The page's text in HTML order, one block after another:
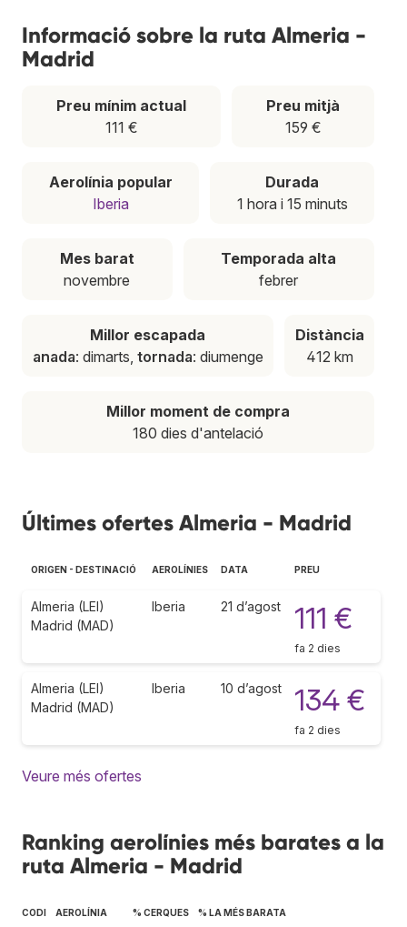
Informació sobre la ruta Almeria -
Madrid
Preu mínim actual
111 €
Preu mitjà
159 €
Aerolínia popular
Iberia
Durada
1 hora i 15 minuts
Mes barat
novembre
Temporada alta
febrer
Millor escapada
anada: dimarts, tornada: diumenge
Distància
412 km
Millor moment de compra
180 dies d'antelació
Últimes ofertes Almeria - Madrid
ORIGEN - DESTINACIÓ AEROLÍNIES DATA PREU
Almeria (LEI)
Madrid (MAD)
Iberia 21 d’agost 111 €
fa 2 dies
Almeria (LEI)
Madrid (MAD)
Iberia 10 d’agost 134 €
fa 2 dies
Veure més ofertes
Ranking aerolínies més barates a la
ruta Almeria - Madrid
CODI AEROLÍNIA % CERQUES % LA MÉS BARATA